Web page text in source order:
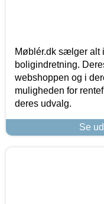
Møblér.dk sælger alt
boligindretning.
webshoppen og i
muligheden for
deres udvalg.
Se